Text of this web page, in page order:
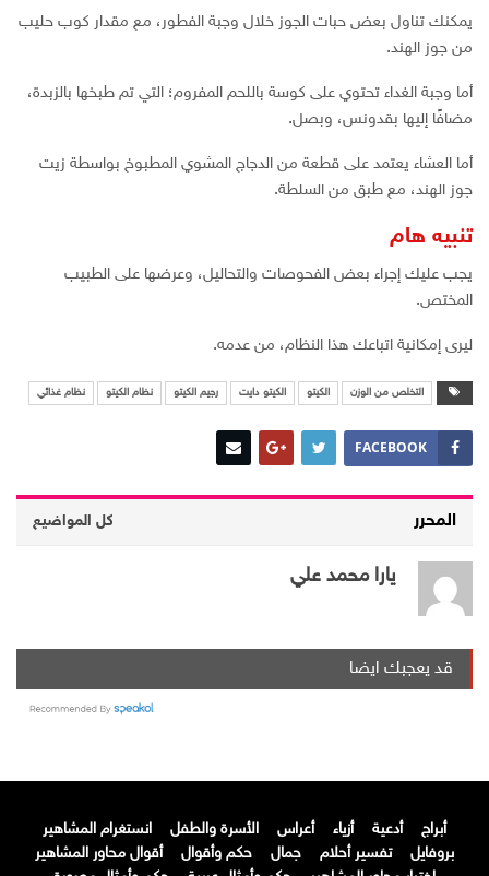
يمكنك تناول بعض حبات الجوز خلال وجبة الفطور، مع مقدار كوب حليب
من جوز الهند.
أما وجبة الغداء تحتوي على كوسة باللحم المفروم؛ التي تم طبخها بالزبدة،
مضافًا إليها بقدونس، وبصل.
أما العشاء يعتمد على قطعة من الدجاج المشوي المطبوخ بواسطة زيت
جوز الهند، مع طبق من السلطة.
تنبيه هام
يجب عليك إجراء بعض الفحوصات والتحاليل، وعرضها على الطبيب
المختص.
ليرى إمكانية اتباعك هذا النظام، من عدمه.
التخلص من الوزن الكيتو الكيتو دايت رجيم الكيتو نظام الكيتو نظام غذائي
FACEBOOK
المحرر كل المواضيع
يارا محمد علي
قد يعجبك ايضا
أبراج أدعية أزياء أعراس الأسرة والطفل
انستغرام المشاهير
بروفايل
تفسير أحلام جمال حكم وأقوال
أقوال محاور المشاهير